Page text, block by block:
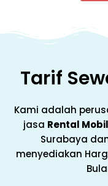
Tarif
Kami adalah
jasa Rental
Surabaya
menyediakan